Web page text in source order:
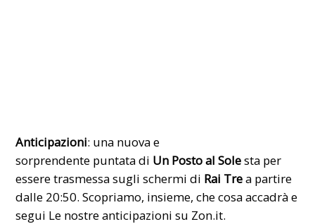
Anticipazioni: una nuova e
sorprendente puntata di Un Posto al Solesta per
essere trasmessa sugli schermi di Rai Trea partire
dalle 20:50. Scopriamo, insieme, che cosa accadrà e
segui Le nostreanticipazioni su Zon.it.